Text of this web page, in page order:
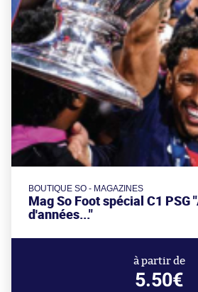
BOUTIQUE SO - MAGAZINES
Mag So Foot spécial C1 PSG
d'années..."
à partir de
5.50€